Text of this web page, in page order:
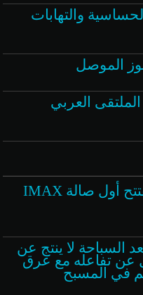
والتهابات
الموصل
العربي
وزيرة الثقافة تفتتح أول صالة IMAX
السباحة لا ينتج عن
عن تفاعله مع عرق
في المسبح